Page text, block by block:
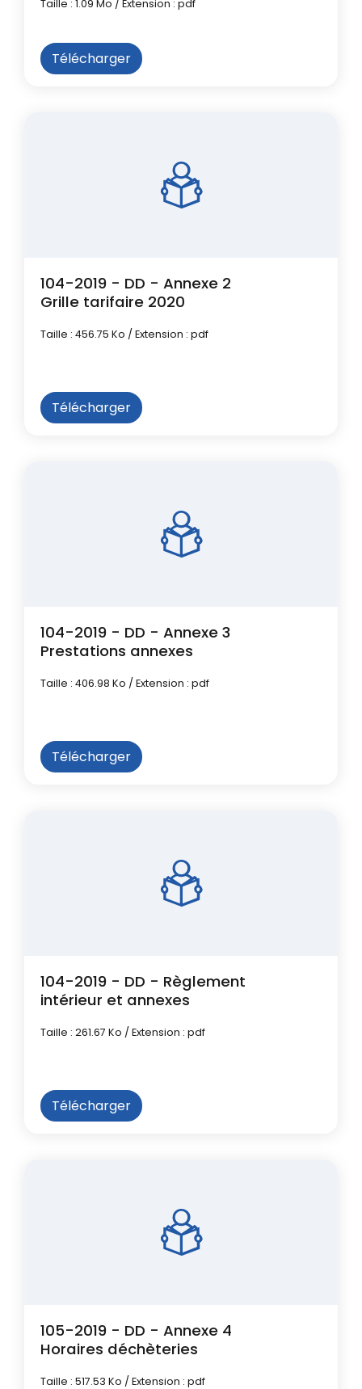
Taille : 1.09 Mo / Extension : pdf
Télécharger
104-2019 - DD - Annexe 2
Grille tarifaire 2020
Taille : 456.75 Ko / Extension : pdf
Télécharger
104-2019 - DD - Annexe 3
Prestations annexes
Taille : 406.98 Ko / Extension : pdf
Télécharger
104-2019 - DD - Règlement
intérieur et annexes
Taille : 261.67 Ko / Extension : pdf
Télécharger
105-2019 - DD - Annexe 4
Horaires déchèteries
Taille : 517.53 Ko / Extension : pdf